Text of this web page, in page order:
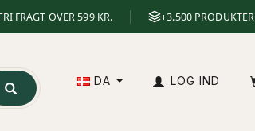
FRAGT OVER 599 KR. +3.500 PRODUKTER
DA LOG IND